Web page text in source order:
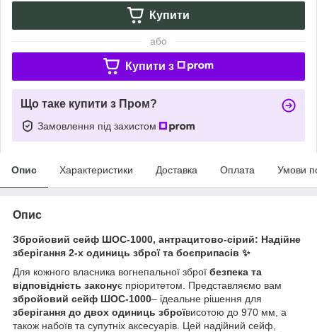
Купити
або
Купити з
Що таке купити з Пром?
Замовлення під захистом
Опис Характеристики Доставка Оплата Умови
Опис
Збройовий сейф ШОС-1000, антрацитово-сірий: Надійне
зберігання 2-х одиниць зброї та боєприпасів ✨
Для кожного власника вогнепальної зброї безпека та
відповідність законує пріоритетом. Представляємо вам
збройовий сейф ШОС-1000– ідеальне рішення для
зберігання до двох одиниць зброївисотою до 970 мм, а
також набоїв та супутніх аксесуарів. Цей надійний сейф,